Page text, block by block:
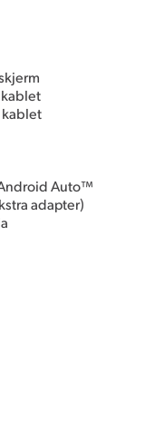
Auto™
adapter)